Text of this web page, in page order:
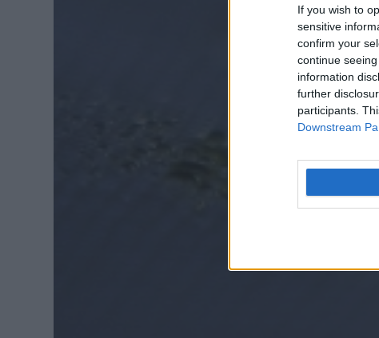
If you wish to
sensitive
confirm your
continue
information
further
participants.
Downstream